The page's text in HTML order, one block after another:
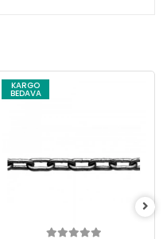
KARGO
BEDAVA